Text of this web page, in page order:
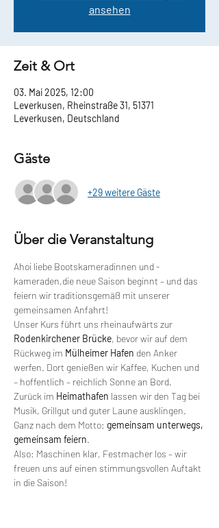
ansehen
Zeit & Ort
03. Mai 2025, 12:00
Leverkusen, Rheinstraße 31, 51371
Leverkusen, Deutschland
Gäste
+29 weitere Gäste
Über die Veranstaltung
Ahoi liebe Bootskameradinnen und -
kameraden,die neue Saison beginnt – und das
feiern wir traditionsgemäß mit unserer
gemeinsamen Anfahrt!
Unser Kurs führt uns rheinaufwärts zur
Rodenkirchener Brücke, bevor wir auf dem
Rückweg im Mülheimer Hafen den Anker
werfen. Dort genießen wir Kaffee, Kuchen und
– hoffentlich – reichlich Sonne an Bord.
Zurück im Heimathafen lassen wir den Tag bei
Musik, Grillgut und guter Laune ausklingen.
Ganz nach dem Motto: gemeinsam unterwegs,
gemeinsam feiern.
Also: Maschinen klar, Festmacher los – wir
freuen uns auf einen stimmungsvollen Auftakt
in die Saison!